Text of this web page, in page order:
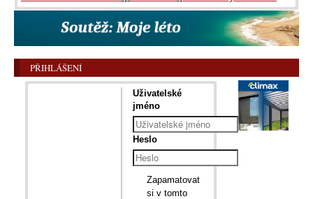
PŘIHLÁŠENÍ
Uživatelské
jméno
Heslo
Zapamatovat
si v tomto